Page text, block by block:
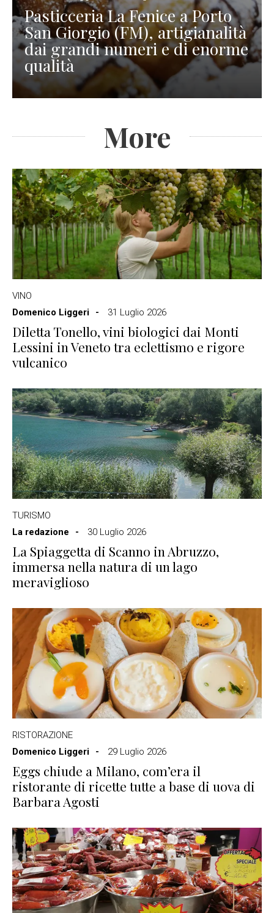
Pasticceria La Fenice a Porto
San Giorgio (FM), artigianalità
dai grandi numeri e di enorme
qualità
More
VINO
Domenico Liggeri
31 Luglio 2026
Diletta Tonello, vini biologici dai Monti
Lessini in Veneto tra eclettismo e rigore
vulcanico
TURISMO
La redazione
30 Luglio 2026
La Spiaggetta di Scanno in Abruzzo,
immersa nella natura di un lago
meraviglioso
RISTORAZIONE
Domenico Liggeri
29 Luglio 2026
Eggs chiude a Milano, com’era il
ristorante di ricette tutte a base di uova di
Barbara Agosti